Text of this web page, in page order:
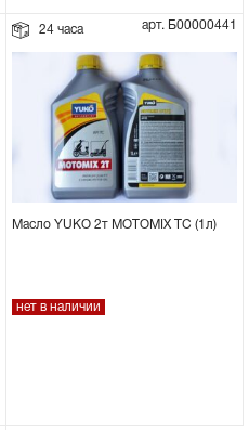
24 часа арт. Б00000441
Масло YUKO 2т MOTOMIX TC (1л)
нет в наличии